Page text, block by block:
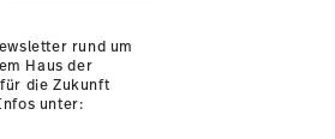
rund um
Haus der
die Zukunft
unter: